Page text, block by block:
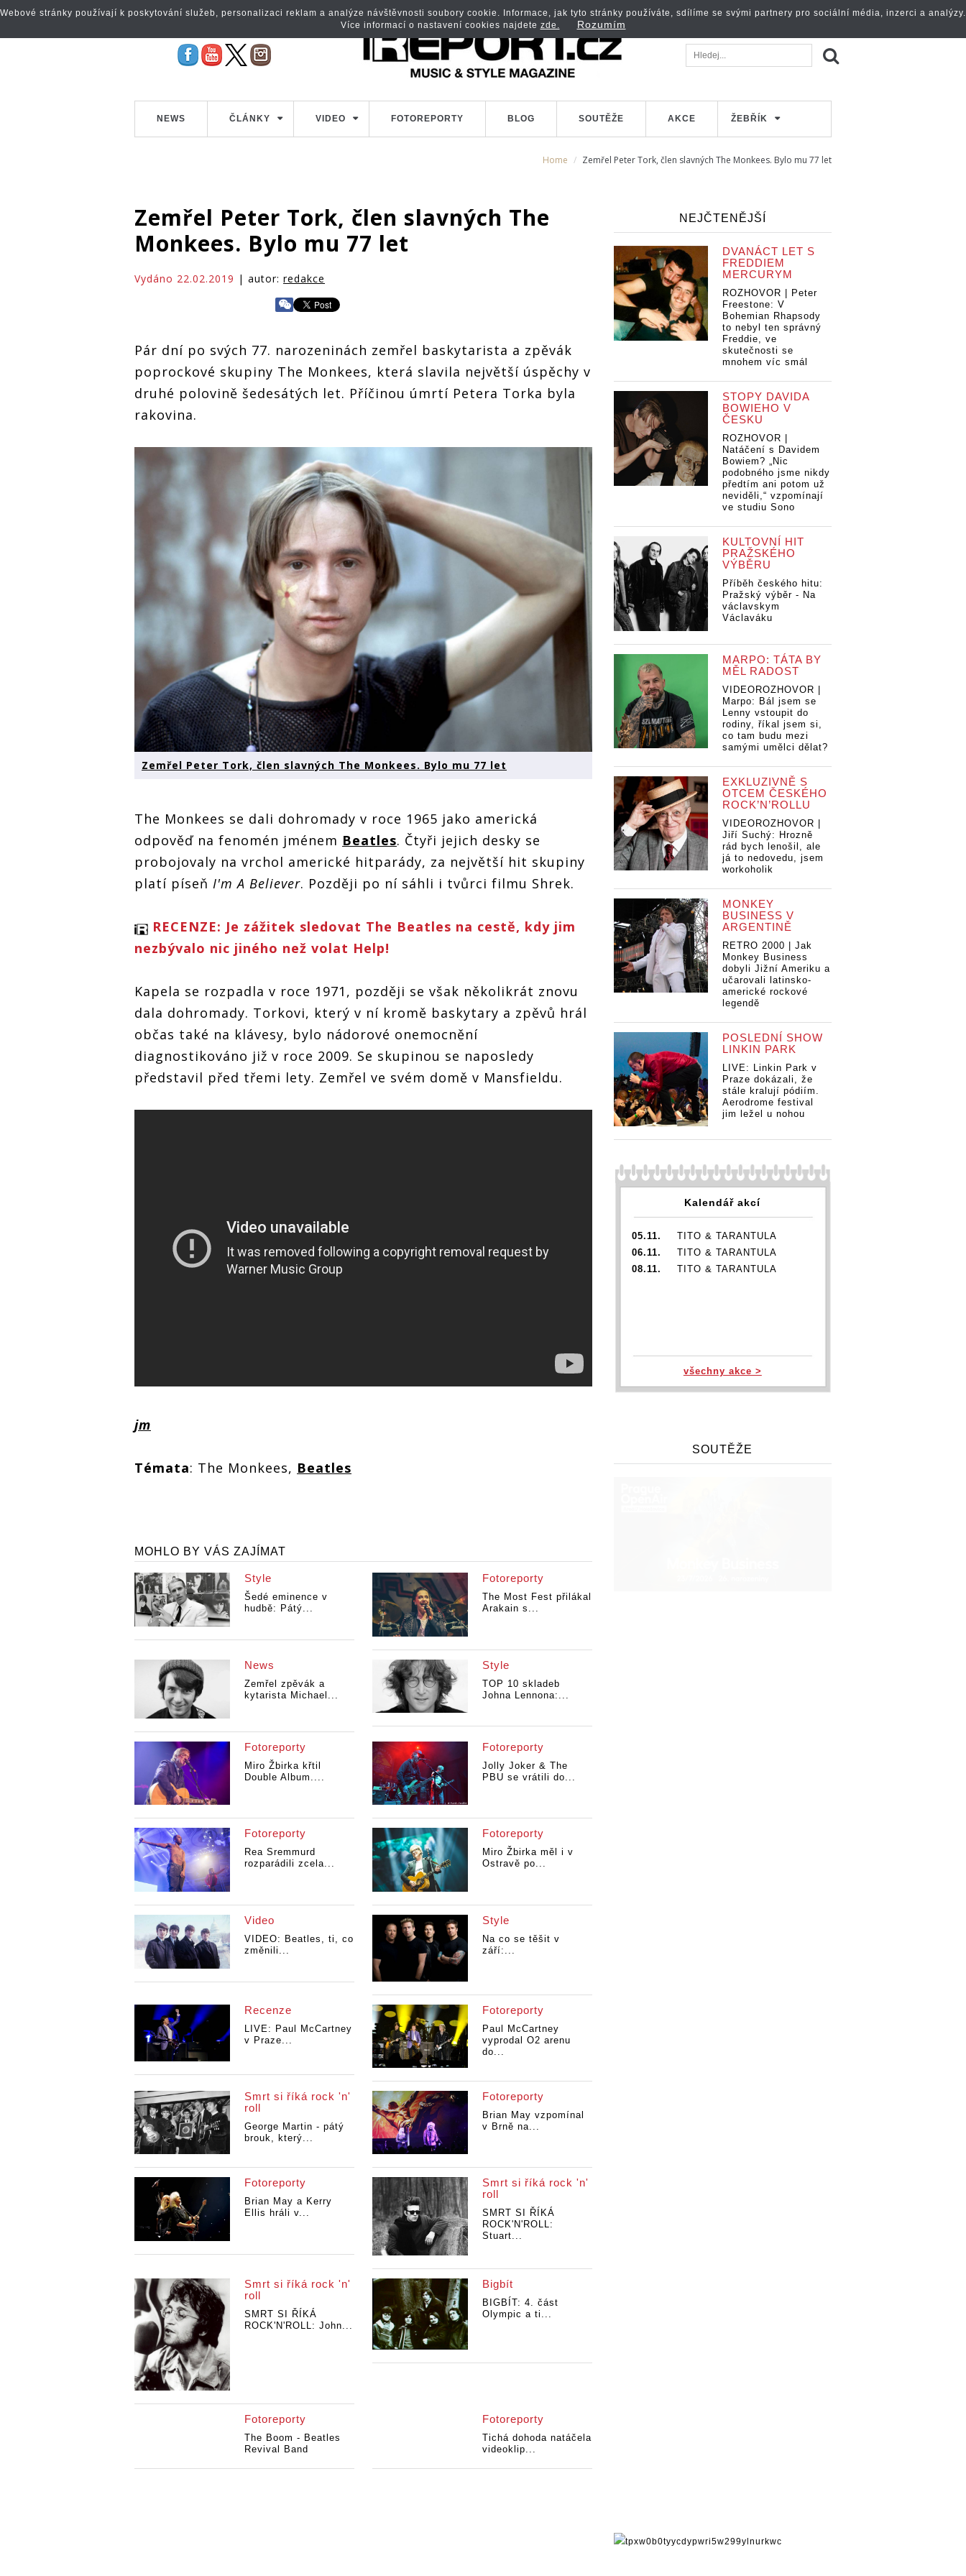
NEWS ČLÁNKY VIDEO FOTOREPORTY BLOG SOUTĚŽE AKCE ŽEBŘÍK
Home Zemřel Peter Tork, člen slavných The Monkees. Bylo mu 77 let
Zemřel Peter Tork, člen slavných The
Monkees. Bylo mu 77 let
Vydáno 22.02.2019 | autor: redakce
Pár dní po svých 77. narozeninách zemřel baskytarista a zpěvák
poprockové skupiny The Monkees, která slavila největší úspěchy v
druhé polovině šedesátých let. Příčinou úmrtí Petera Torka byla
rakovina.
Zemřel Peter Tork, člen slavných The Monkees. Bylo mu 77 let
The Monkees se dali dohromady v roce 1965 jako americká
odpověď na fenomén jménem Beatles. Čtyři jejich desky se
probojovaly na vrchol americké hitparády, za největší hit skupiny
platí píseň I'm A Believer. Později po ní sáhli i tvůrci filmu Shrek.
RECENZE: Je zážitek sledovat The Beatles na cestě, kdy jim
nezbývalo nic jiného než volat Help!
Kapela se rozpadla v roce 1971, později se však několikrát znovu
dala dohromady. Torkovi, který v ní kromě baskytary a zpěvů hrál
občas také na klávesy, bylo nádorové onemocnění
diagnostikováno již v roce 2009. Se skupinou se naposledy
představil před třemi lety. Zemřel ve svém domě v Mansfieldu.
jm
Témata: The Monkees, Beatles
MOHLO BY VÁS ZAJÍMAT
Style
Šedé eminence v
hudbě: Pátý...
Fotoreporty
The Most Fest přilákal
Arakain s...
News
Zemřel zpěvák a
kytarista Michael...
Style
TOP 10 skladeb
Johna Lennona:...
Fotoreporty
Miro Žbirka křtil
Double Album....
Fotoreporty
Jolly Joker & The
PBU se vrátili do...
Fotoreporty
Rea Sremmurd
rozparádili zcela...
Fotoreporty
Miro Žbirka měl i v
Ostravě po...
Video
VIDEO: Beatles, ti, co
změnili...
Style
Na co se těšit v
září:...
Recenze
LIVE: Paul McCartney
v Praze...
Fotoreporty
Paul McCartney
vyprodal O2 arenu
do...
Smrt si říká rock 'n'
roll
George Martin - pátý
brouk, který...
Fotoreporty
Brian May vzpomínal
v Brně na...
Fotoreporty
Brian May a Kerry
Ellis hráli v...
Smrt si říká rock 'n'
roll
SMRT SI ŘÍKÁ
ROCK'N'ROLL:
Stuart...
Smrt si říká rock 'n'
roll
SMRT SI ŘÍKÁ
ROCK'N'ROLL: John...
Bigbít
BIGBÍT: 4. část
Olympic a ti...
Fotoreporty
The Boom - Beatles
Revival Band
Fotoreporty
Tichá dohoda natáčela
videoklip...
NEJČTENĚJŠÍ
DVANÁCT LET S
FREDDIEM
MERCURYM
ROZHOVOR | Peter
Freestone: V
Bohemian Rhapsody
to nebyl ten správný
Freddie, ve
skutečnosti se
mnohem víc smál
STOPY DAVIDA
BOWIEHO V
ČESKU
ROZHOVOR |
Natáčení s Davidem
Bowiem? „Nic
podobného jsme nikdy
předtím ani potom už
neviděli,“ vzpomínají
ve studiu Sono
KULTOVNÍ HIT
PRAŽSKÉHO
VÝBĚRU
Příběh českého hitu:
Pražský výběr - Na
václavskym
Václaváku
MARPO: TÁTA BY
MĚL RADOST
VIDEOROZHOVOR |
Marpo: Bál jsem se
Lenny vstoupit do
rodiny, říkal jsem si,
co tam budu mezi
samými umělci dělat?
EXKLUZIVNĚ S
OTCEM ČESKÉHO
ROCK’N’ROLLU
VIDEOROZHOVOR |
Jiří Suchý: Hrozně
rád bych lenošil, ale
já to nedovedu, jsem
workoholik
MONKEY
BUSINESS V
ARGENTINĚ
RETRO 2000 | Jak
Monkey Business
dobyli Jižní Ameriku a
učarovali latinsko-
americké rockové
legendě
POSLEDNÍ SHOW
LINKIN PARK
LIVE: Linkin Park v
Praze dokázali, že
stále kralují pódiím.
Aerodrome festival
jim ležel u nohou
Kalendář akcí
05.11.
TITO & TARANTULA
06.11.
TITO & TARANTULA
08.11.
TITO & TARANTULA
všechny akce >
SOUTĚŽE
Webové stránky používají k poskytování služeb, personalizaci reklam a analýze návštěvnosti soubory cookie. Informace, jak tyto stránky používáte, sdílíme se svými partnery pro sociální média, inzerci a analýzy.
Více informací o nastavení cookies najdete zde. Rozumím